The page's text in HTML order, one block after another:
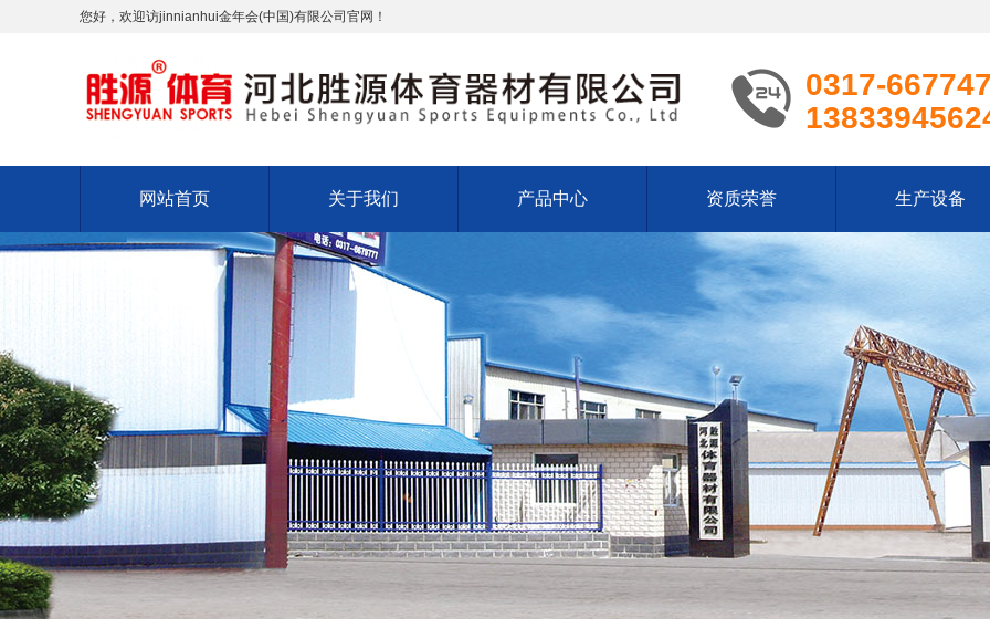
您好，欢迎访jinnianhui金年会(中国)有限公司官网！
0317-
网站首页 关于我们 产品中心 资质荣誉 生产设备